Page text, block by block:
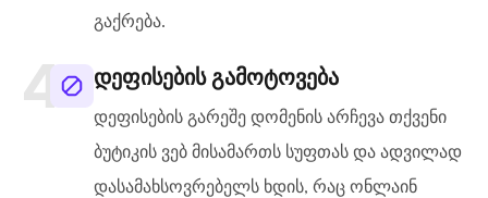
გაქრება.
დეფისების გამოტოვება
დეფისების გარეშე დომენის არჩევა თქვენი
ბუტიკის ვებ მისამართს სუფთას და ადვილად
დასამახსოვრებელს ხდის, რაც ონლაინ